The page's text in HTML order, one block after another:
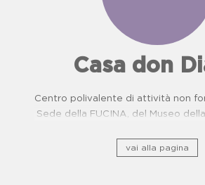
Casa don
Centro polivalente di attività non
Sede della FUCINA, del Museo
Oncologiche. Proposte
vai alla pagina